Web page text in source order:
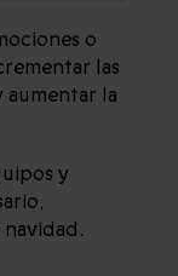
o
las
la
y